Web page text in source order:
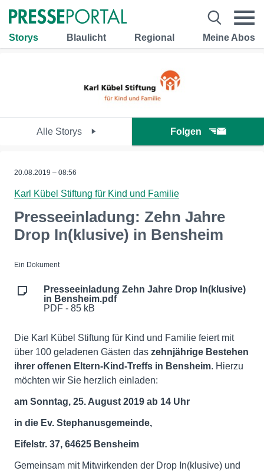
Storys Blaulicht Regional Meine Abos
Alle Storys Folgen
20.08.2019 – 08:56
Karl Kübel Stiftung für Kind und Familie
Presseeinladung: Zehn Jahre
Drop In(klusive) in Bensheim
Ein Dokument
Presseeinladung Zehn Jahre Drop In(klusive)
in Bensheim.pdf
PDF - 85 kB
Die Karl Kübel Stiftung für Kind und Familie feiert mit
über 100 geladenen Gästen das zehnjährige Bestehen
ihrer offenen Eltern-Kind-Treffs in Bensheim. Hierzu
möchten wir Sie herzlich einladen:
am Sonntag, 25. August 2019 ab 14 Uhr
in die Ev. Stephanusgemeinde,
Eifelstr. 37, 64625 Bensheim
Gemeinsam mit Mitwirkenden der Drop In(klusive) und